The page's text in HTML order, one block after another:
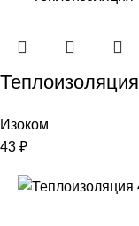
Изоком
43 ₽